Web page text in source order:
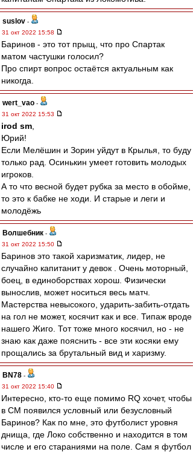
suslov -
31 окт 2022 15:58
Баринов - это тот прыщ, что про Спартак
матом частушки голосил?
Про спирт вопрос остаётся актуальным как
никогда.
wert_vao -
31 окт 2022 15:53
irod sm
Юрий!
Если Мелёшин и Зорин уйдут в Крылья, то буду
только рад. Осинькин умеет готовить молодых
игроков.
А то что весной будет рубка за место в обойме,
то это к бабке не ходи. И старые и леги и
молодёжь
Волшебник -
31 окт 2022 15:50
Баринов это такой харизматик, лидер, не
случайно капитанит у девок . Очень моторный,
боец, в единоборствах хорош. Физически
вынослив, может носиться весь матч.
Мастерства невысокого, ударить-забить-отдать
на гол не может, косячит как и все. Типаж вроде
нашего Жиго. Тот тоже много косячил, но - не
знаю как даже пояснить - все эти косяки ему
прощались за брутальный вид и харизму.
BN78 -
31 окт 2022 15:40
Интересно, кто-то еще помимо RQ хочет, чтобы
в СМ появился условный или безусловный
Баринов? Как по мне, это футболист уровня
днища, где Локо собственно и находится в том
числе и его стараниями на поле. Сам я футбол